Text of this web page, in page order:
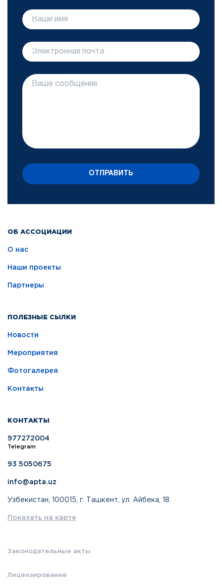
ОБ АССОЦИАЦИИ
О нас
Наши проекты
Партнеры
ПОЛЕЗНЫЕ СЫЛКИ
Новости
Мероприятия
Фотогалерея
Контакты
КОНТАКТЫ
977272004
Telegram
93 5050675
info@apta.uz
Узбекистан, 100015, г. Ташкент, ул. Айбека, 18.
Показать на карте
Законодательные акты
Лицензирование
ОТПРАВИТЬ